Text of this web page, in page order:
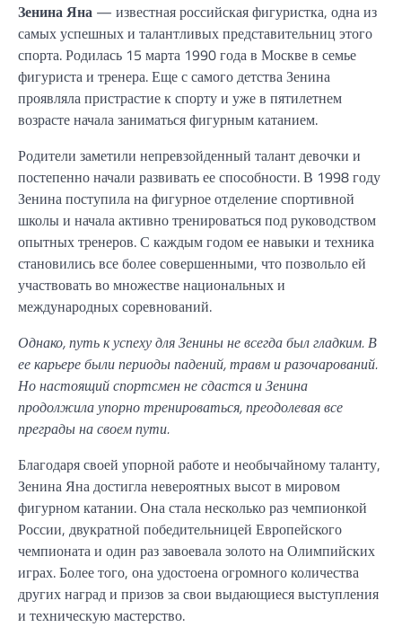
Зенина Яна — известная российская фигуристка, одна из
самых успешных и талантливых представительниц этого
спорта. Родилась 15 марта 1990 года в Москве в семье
фигуриста и тренера. Еще с самого детства Зенина
проявляла пристрастие к спорту и уже в пятилетнем
возрасте начала заниматься фигурным катанием.
Родители заметили непревзойденный талант девочки и
постепенно начали развивать ее способности. В 1998 году
Зенина поступила на фигурное отделение спортивной
школы и начала активно тренироваться под руководством
опытных тренеров. С каждым годом ее навыки и техника
становились все более совершенными, что позвольло ей
участвовать во множестве национальных и
международных соревнований.
Однако, путь к успеху для Зенины не всегда был гладким. В
ее карьере были периоды падений, травм и разочарований.
Но настоящий спортсмен не сдастся и Зенина
продолжила упорно тренироваться, преодолевая все
преграды на своем пути.
Благодаря своей упорной работе и необычайному таланту,
Зенина Яна достигла невероятных высот в мировом
фигурном катании. Она стала несколько раз чемпионкой
России, двукратной победительницей Европейского
чемпионата и один раз завоевала золото на Олимпийских
играх. Более того, она удостоена огромного количества
других наград и призов за свои выдающиеся выступления
и техническую мастерство.